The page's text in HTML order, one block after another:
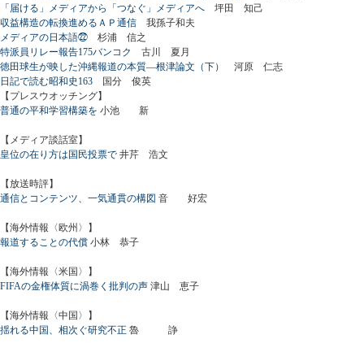
「届ける」メディアから「つなぐ」メディアへ 坪田 知己
収益構造の転換進めるＡＰ通信 我孫子和夫
メディアの日本語㉒ 杉浦 信之
特派員リレー報告175バンコク
古川 夏月
徳田球生が映した沖縄報道の本質―根津論文（下）
河原 仁志
日記で読む昭和史163 国分 俊英
【プレスウオッチング】
普通の平和学習構築を 小池 新
【メディア談話室】
皇位の在り方は国民投票で 井芹 浩文
【放送時評】
通信とコンテンツ、一気通貫の構図 音 好宏
【海外情報〈欧州〉】
報道することの代償 小林 恭子
【海外情報〈米国〉】
FIFAの金権体質に渦巻く批判の声 津山 恵子
【海外情報〈中国〉】
揺れる中国、相次ぐ研究不正 魯 諍